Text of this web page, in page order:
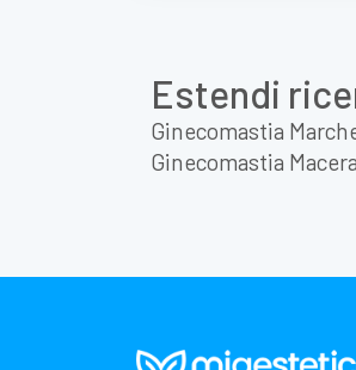
Estendi
Ginecomastia
Ginecomastia